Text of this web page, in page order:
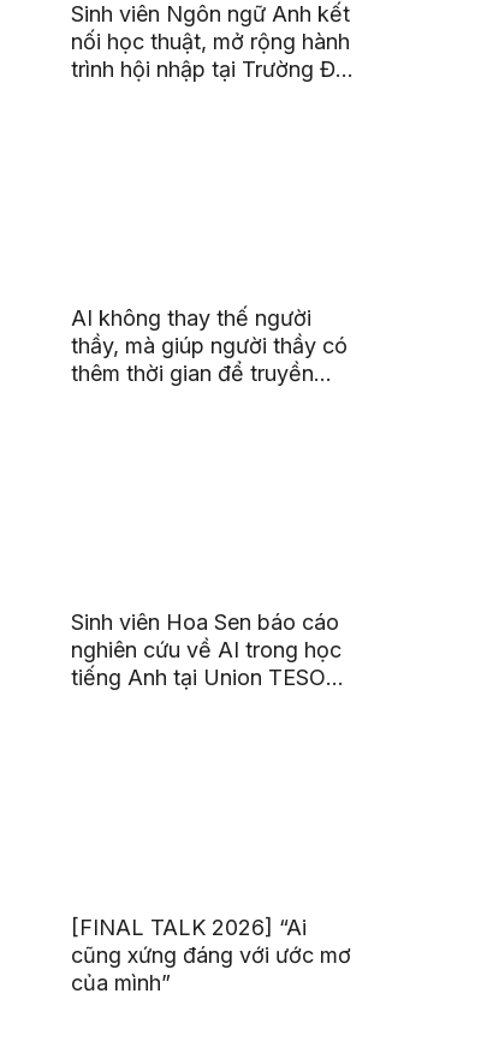
Sinh viên Ngôn ngữ Anh kết
nối học thuật, mở rộng hành
trình hội nhập tại Trường Đại
AI không thay thế người
thầy, mà giúp người thầy có
thêm thời gian để truyền
Sinh viên Hoa Sen báo cáo
nghiên cứu về AI trong học
tiếng Anh tại Union TESOL
[FINAL TALK 2026] “Ai
cũng xứng đáng với ước mơ
của mình”